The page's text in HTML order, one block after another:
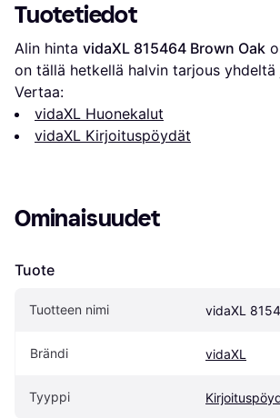
Tuotetiedot
Alin hinta vidaXL 815464 Brown Oak
on tällä hetkellä halvin tarjous yhdeltä
Vertaa:
vidaXL Huonekalut
vidaXL Kirjoituspöydät
Ominaisuudet
Tuote
Tuotteen nimi vidaXL
Brändi vidaXL
Tyyppi